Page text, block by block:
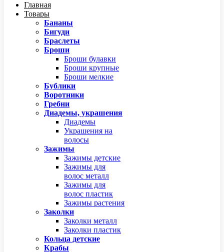
Главная
Товары
Бананы
Бигуди
Браслеты
Броши
Броши булавки
Броши крупные
Броши мелкие
Бублики
Воротники
Гребни
Диадемы, украшения
Диадемы
Украшения на
волосы
Зажимы
Зажимы детские
Зажимы для
волос металл
Зажимы для
волос пластик
Зажимы растения
Заколки
Заколки металл
Заколки пластик
Кольца детские
Крабы